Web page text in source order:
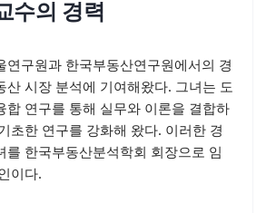
수의 경력
연구원과 한국부동산연구원에서의 경
산 시장 분석에 기여해왔다. 그녀는 도
합 연구를 통해 실무와 이론을 결합하
초한 연구를 강화해 왔다. 이러한 경
를 한국부동산분석학회 회장으로 임
이다.